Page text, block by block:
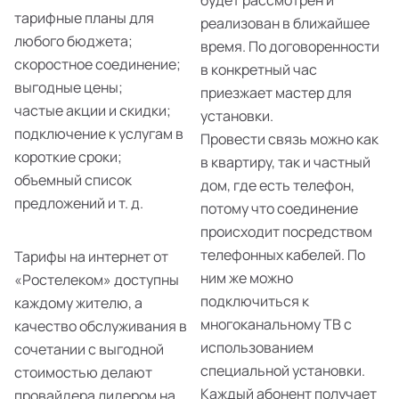
тарифные планы для
любого бюджета;
скоростное соединение;
выгодные цены;
частые акции и скидки;
подключение к услугам в
короткие сроки;
объемный список
предложений и т. д.
Тарифы на интернет от
«Ростелеком» доступны
каждому жителю, а
качество обслуживания в
сочетании с выгодной
стоимостью делают
реализован в ближайшее
время. По договоренности
в конкретный час
приезжает мастер для
установки.
Провести связь можно как
в квартиру, так и частный
дом, где есть телефон,
потому что соединение
происходит посредством
телефонных кабелей. По
ним же можно
подключиться к
многоканальному ТВ с
использованием
специальной установки.
Каждый абонент получает